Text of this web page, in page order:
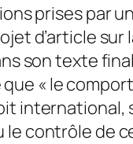
prises par
d’article
son texte
« le
contrôle de